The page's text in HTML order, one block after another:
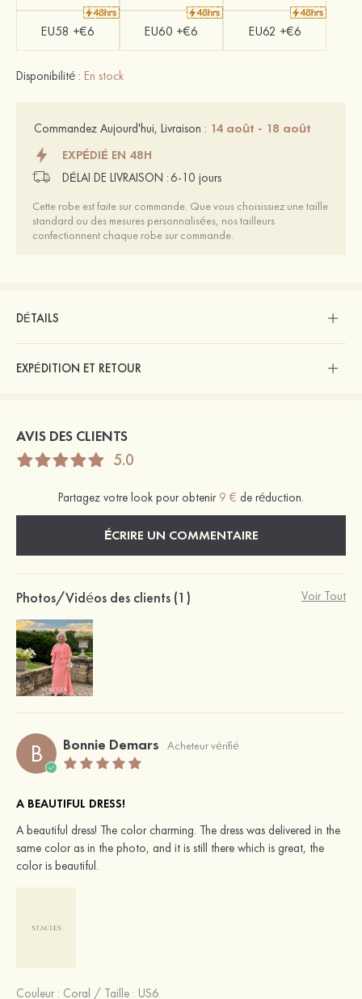
EU58 +€6 EU60 +€6 EU62 +€6
Disponibilité : En stock
Commandez Aujourd'hui, Livraison : 14 août - 18 août
EXPÉDIÉ EN 48H
DÉLAI DE LIVRAISON : 6-10 jours
Cette robe est faite sur commande. Que vous choisissiez une taille
standard ou des mesures personnalisées, nos tailleurs
confectionnent chaque robe sur commande.
DÉTAILS
EXPÉDITION ET RETOUR
AVIS DES CLIENTS
5.0
Partagez votre look pour obtenir 9 € de réduction.
ÉCRIRE UN COMMENTAIRE
Photos/Vidéos des clients (1) Voir Tout
B Bonnie Demars Acheteur vérifié
A BEAUTIFUL DRESS!
A beautiful dress! The color charming. The dress was delivered in the
same color as in the photo, and it is still there which is great, the
color is beautiful.
Couleur : Coral / Taille : US6